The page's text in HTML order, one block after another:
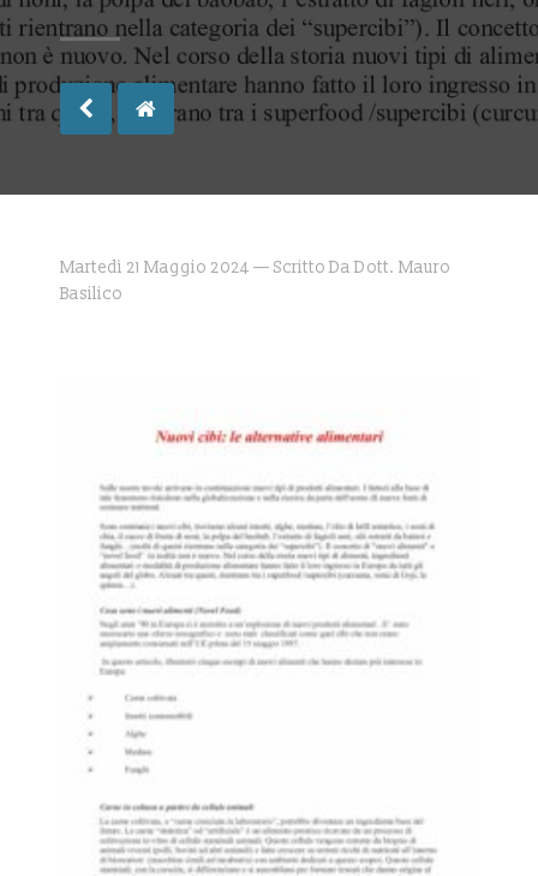
Martedì 21 Maggio 2024 — Scritto Da Dott. Mauro
Basilico